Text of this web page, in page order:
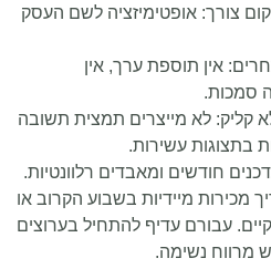
צורך: אופטימיזציה לשם העסק
אין תוספת ערך, אין
סמכות.
קליק: לא מייצרים תמצית תשובה
בתצוגות עשירות.
חודשים ומאבדים רלוונטיות.
מכירות מיידיות בשבוע הקרוב או
עבורם עדיף להתחיל בערוצים